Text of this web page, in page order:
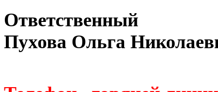
Ответственный
Пухова Ольга